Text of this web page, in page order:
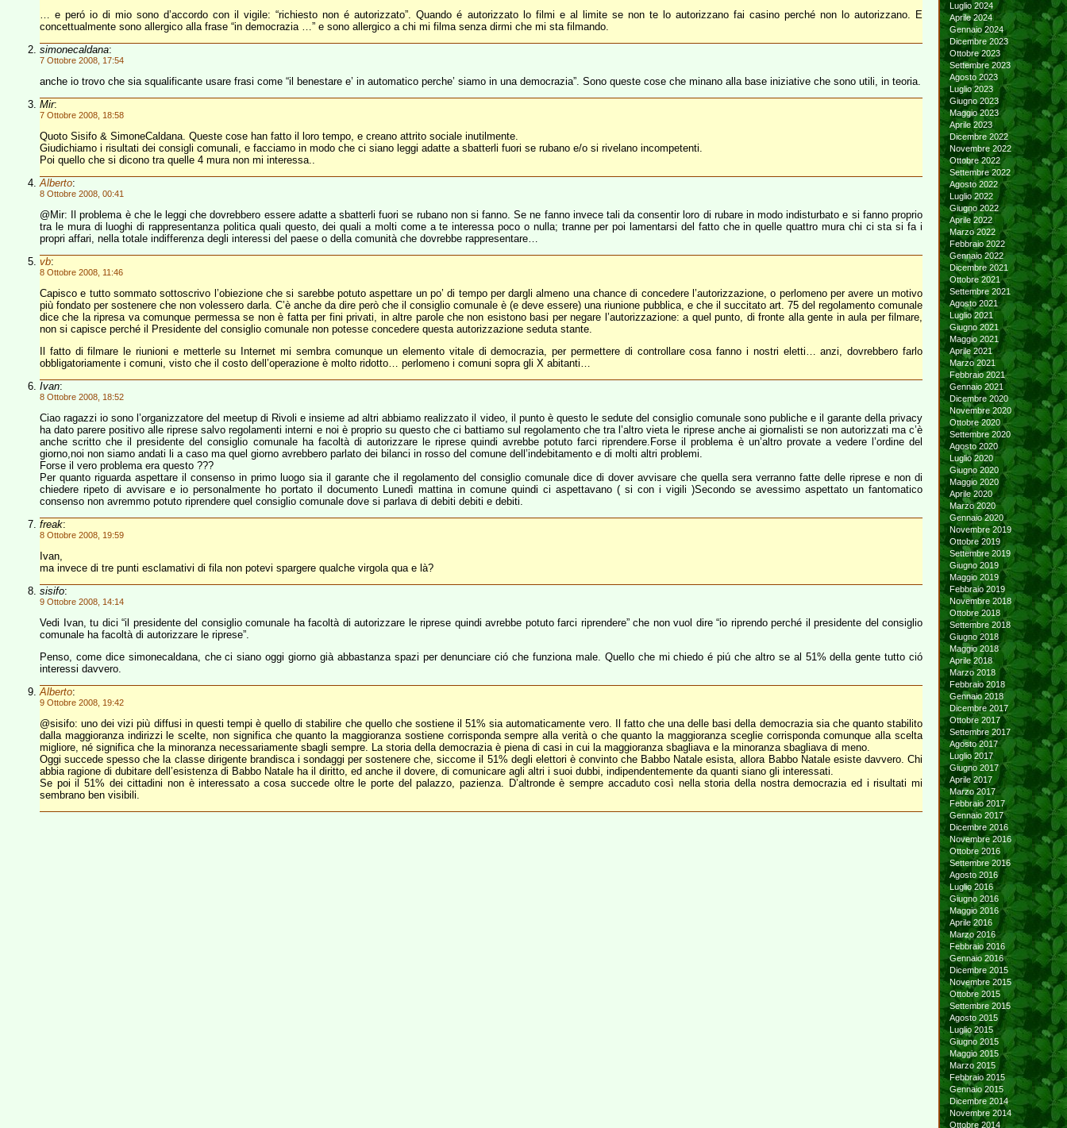
… e peró io di mio sono d’accordo con il vigile: “richiesto non é autorizzato”. Quando é autorizzato lo filmi e al limite se non te lo autorizzano fai casino perché non lo autorizzano. E
concettualmente sono allergico alla frase “in democrazia …” e sono allergico a chi mi filma senza dirmi che mi sta filmando.
simonecaldana:
7 Ottobre 2008, 17:54
anche io trovo che sia squalificante usare frasi come “il benestare e’ in automatico perche’ siamo in una democrazia”. Sono queste cose che minano alla base iniziative che sono utili, in teoria.
Mir:
7 Ottobre 2008, 18:58
Quoto Sisifo & SimoneCaldana. Queste cose han fatto il loro tempo, e creano attrito sociale inutilmente.
Giudichiamo i risultati dei consigli comunali, e facciamo in modo che ci siano leggi adatte a sbatterli fuori se rubano e/o si rivelano incompetenti.
Poi quello che si dicono tra quelle 4 mura non mi interessa..
Alberto:
8 Ottobre 2008, 00:41
@Mir: Il problema è che le leggi che dovrebbero essere adatte a sbatterli fuori se rubano non si fanno. Se ne fanno invece tali da consentir loro di rubare in modo indisturbato e si fanno proprio
tra le mura di luoghi di rappresentanza politica quali questo, dei quali a molti come a te interessa poco o nulla; tranne per poi lamentarsi del fatto che in quelle quattro mura chi ci sta si fa i
propri affari, nella totale indifferenza degli interessi del paese o della comunità che dovrebbe rappresentare…
vb:
8 Ottobre 2008, 11:46
Capisco e tutto sommato sottoscrivo l’obiezione che si sarebbe potuto aspettare un po’ di tempo per dargli almeno una chance di concedere l’autorizzazione, o perlomeno per avere un motivo
più fondato per sostenere che non volessero darla. C’è anche da dire però che il consiglio comunale è (e deve essere) una riunione pubblica, e che il succitato art. 75 del regolamento comunale
dice che la ripresa va comunque permessa se non è fatta per fini privati, in altre parole che non esistono basi per negare l’autorizzazione: a quel punto, di fronte alla gente in aula per filmare,
non si capisce perché il Presidente del consiglio comunale non potesse concedere questa autorizzazione seduta stante.
Il fatto di filmare le riunioni e metterle su Internet mi sembra comunque un elemento vitale di democrazia, per permettere di controllare cosa fanno i nostri eletti… anzi, dovrebbero farlo
obbligatoriamente i comuni, visto che il costo dell’operazione è molto ridotto… perlomeno i comuni sopra gli X abitanti…
Ivan:
8 Ottobre 2008, 18:52
Ciao ragazzi io sono l’organizzatore del meetup di Rivoli e insieme ad altri abbiamo realizzato il video, il punto è questo le sedute del consiglio comunale sono publiche e il garante della privacy
ha dato parere positivo alle riprese salvo regolamenti interni e noi è proprio su questo che ci battiamo sul regolamento che tra l’altro vieta le riprese anche ai giornalisti se non autorizzati ma c’è
anche scritto che il presidente del consiglio comunale ha facoltà di autorizzare le riprese quindi avrebbe potuto farci riprendere.Forse il problema è un’altro provate a vedere l’ordine del
giorno,noi non siamo andati li a caso ma quel giorno avrebbero parlato dei bilanci in rosso del comune dell’indebitamento e di molti altri problemi.
Forse il vero problema era questo ???
Per quanto riguarda aspettare il consenso in primo luogo sia il garante che il regolamento del consiglio comunale dice di dover avvisare che quella sera verranno fatte delle riprese e non di
chiedere ripeto di avvisare e io personalmente ho portato il documento Lunedì mattina in comune quindi ci aspettavano ( si con i vigili )Secondo se avessimo aspettato un fantomatico
consenso non avremmo potuto riprendere quel consiglio comunale dove si parlava di debiti debiti e debiti.
freak:
8 Ottobre 2008, 19:59
Ivan,
ma invece di tre punti esclamativi di fila non potevi spargere qualche virgola qua e là?
sisifo:
9 Ottobre 2008, 14:14
Vedi Ivan, tu dici “il presidente del consiglio comunale ha facoltà di autorizzare le riprese quindi avrebbe potuto farci riprendere” che non vuol dire “io riprendo perché il presidente del consiglio
comunale ha facoltà di autorizzare le riprese”.
Penso, come dice simonecaldana, che ci siano oggi giorno già abbastanza spazi per denunciare ció che funziona male. Quello che mi chiedo é piú che altro se al 51% della gente tutto ció
interessi davvero.
Alberto:
9 Ottobre 2008, 19:42
@sisifo: uno dei vizi più diffusi in questi tempi è quello di stabilire che quello che sostiene il 51% sia automaticamente vero. Il fatto che una delle basi della democrazia sia che quanto stabilito
dalla maggioranza indirizzi le scelte, non significa che quanto la maggioranza sostiene corrisponda sempre alla verità o che quanto la maggioranza sceglie corrisponda comunque alla scelta
migliore, né significa che la minoranza necessariamente sbagli sempre. La storia della democrazia è piena di casi in cui la maggioranza sbagliava e la minoranza sbagliava di meno.
Oggi succede spesso che la classe dirigente brandisca i sondaggi per sostenere che, siccome il 51% degli elettori è convinto che Babbo Natale esista, allora Babbo Natale esiste davvero. Chi
abbia ragione di dubitare dell’esistenza di Babbo Natale ha il diritto, ed anche il dovere, di comunicare agli altri i suoi dubbi, indipendentemente da quanti siano gli interessati.
Se poi il 51% dei cittadini non è interessato a cosa succede oltre le porte del palazzo, pazienza. D’altronde è sempre accaduto così nella storia della nostra democrazia ed i risultati mi
sembrano ben visibili.
Luglio 2024
Aprile 2024
Gennaio 2024
Dicembre 2023
Ottobre 2023
Settembre 2023
Agosto 2023
Luglio 2023
Giugno 2023
Maggio 2023
Aprile 2023
Dicembre 2022
Novembre 2022
Ottobre 2022
Settembre 2022
Agosto 2022
Luglio 2022
Giugno 2022
Aprile 2022
Marzo 2022
Febbraio 2022
Gennaio 2022
Dicembre 2021
Ottobre 2021
Settembre 2021
Agosto 2021
Luglio 2021
Giugno 2021
Maggio 2021
Aprile 2021
Marzo 2021
Febbraio 2021
Gennaio 2021
Dicembre 2020
Novembre 2020
Ottobre 2020
Settembre 2020
Agosto 2020
Luglio 2020
Giugno 2020
Maggio 2020
Aprile 2020
Marzo 2020
Gennaio 2020
Novembre 2019
Ottobre 2019
Settembre 2019
Giugno 2019
Maggio 2019
Febbraio 2019
Novembre 2018
Ottobre 2018
Settembre 2018
Giugno 2018
Maggio 2018
Aprile 2018
Marzo 2018
Febbraio 2018
Gennaio 2018
Dicembre 2017
Ottobre 2017
Settembre 2017
Agosto 2017
Luglio 2017
Giugno 2017
Aprile 2017
Marzo 2017
Febbraio 2017
Gennaio 2017
Dicembre 2016
Novembre 2016
Ottobre 2016
Settembre 2016
Agosto 2016
Luglio 2016
Giugno 2016
Maggio 2016
Aprile 2016
Marzo 2016
Febbraio 2016
Gennaio 2016
Dicembre 2015
Novembre 2015
Ottobre 2015
Settembre 2015
Agosto 2015
Luglio 2015
Giugno 2015
Maggio 2015
Marzo 2015
Febbraio 2015
Gennaio 2015
Dicembre 2014
Novembre 2014
Ottobre 2014